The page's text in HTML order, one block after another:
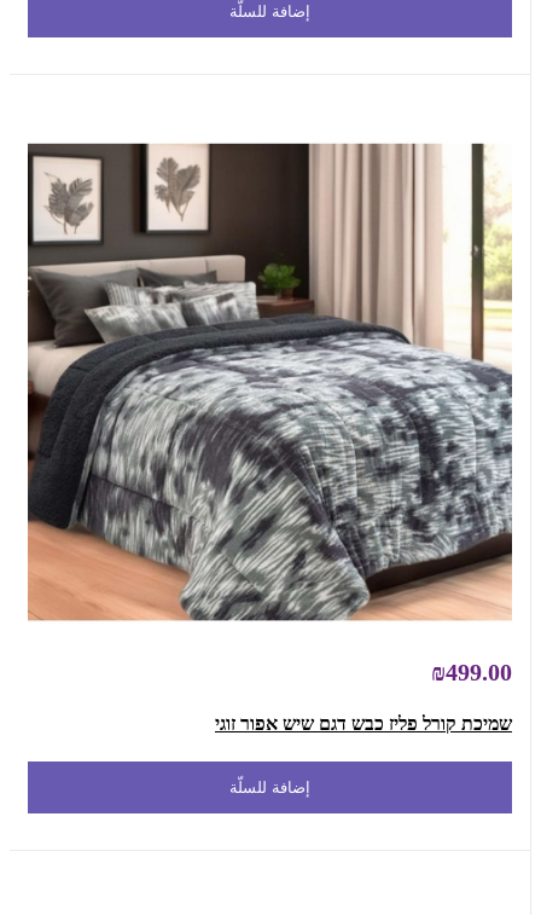
إضافة للسلّة
₪499.00
שמיכת קורל פליז כבש דגם שיש אפור זוגי
إضافة للسلّة